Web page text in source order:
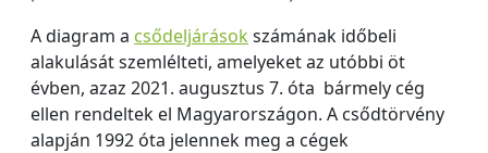
A diagram a csődeljárások számának időbeli
alakulását szemlélteti, amelyeket az utóbbi öt
évben, azaz 2021. augusztus 7. óta bármely cég
ellen rendeltek el Magyarországon. A csődtörvény
alapján 1992 óta jelennek meg a cégek